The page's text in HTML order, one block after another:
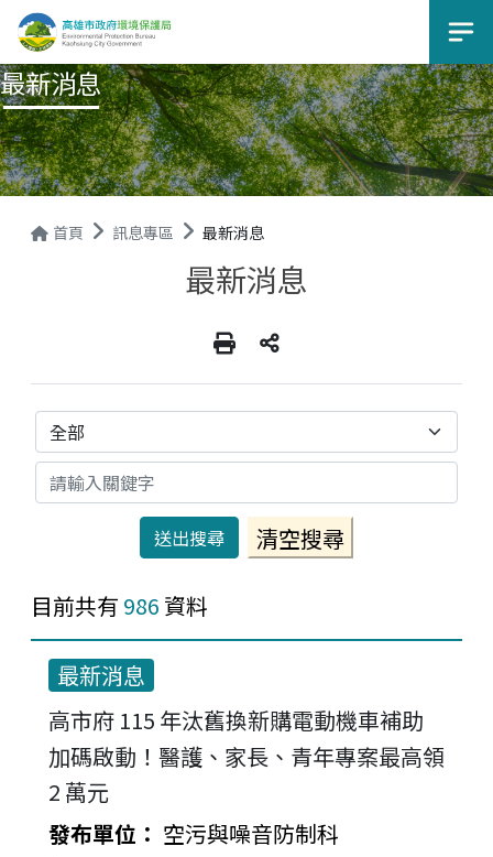
選
最新消息
首頁 訊息專區 最新消息
最新消息
分類
關鍵字
目前共有 986 資料
最新消息
高市府 115 年汰舊換新購電動機車補助
加碼啟動！醫護、家長、青年專案最高領
2 萬元
空污與噪音防制科